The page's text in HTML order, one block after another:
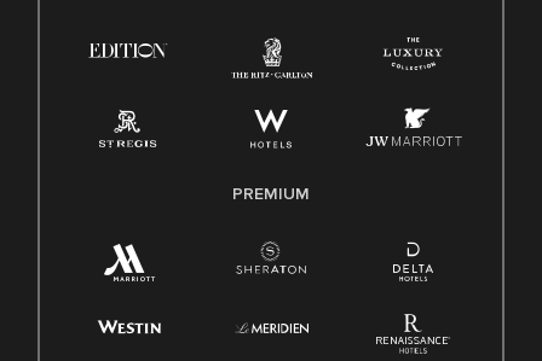
PREMIUM